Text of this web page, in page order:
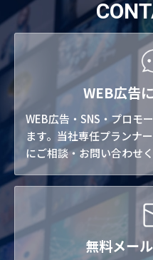
WEB広告
WEB広告・SNS・プロモ
ます。当社専任プランナ
にご相談・お問い合わせ
無料メー